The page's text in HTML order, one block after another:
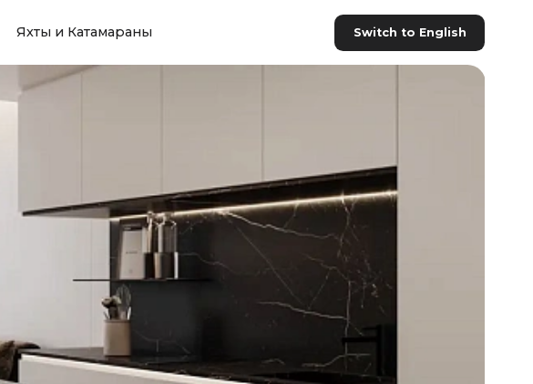
Яхты и Катамараны Switch to English